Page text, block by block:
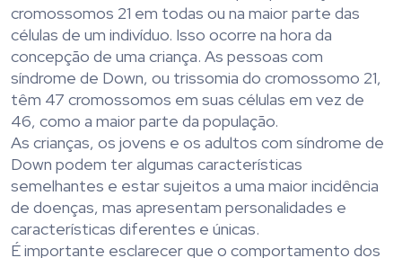
cromossomos 21 em todas ou na maior parte das
células de um indivíduo. Isso ocorre na hora da
concepção de uma criança. As pessoas com
síndrome de Down, ou trissomia do cromossomo 21,
têm 47 cromossomos em suas células em vez de
46, como a maior parte da população.
As crianças, os jovens e os adultos com síndrome de
Down podem ter algumas características
semelhantes e estar sujeitos a uma maior incidência
de doenças, mas apresentam personalidades e
características diferentes e únicas.
É importante esclarecer que o comportamento dos